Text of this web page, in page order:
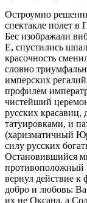
Остроумно
спектакле полет в
Бес изображали
Е, спустились
красочность
словно
имперских
профилем
чистейший
русских
татуировками, и
(харизматичный
силу русских
Остановившийся
противоположный
вернул действие к
добро и любовь:
их не Оксана, а